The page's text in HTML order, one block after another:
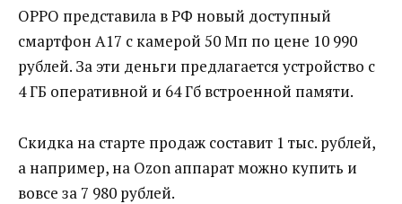
OPPO представила в РФ новый доступный
смартфон A17 с камерой 50 Мп по цене 10 990
рублей. За эти деньги предлагается устройство с
4 ГБ оперативной и 64 Гб встроенной памяти.
Скидка на старте продаж составит 1 тыс. рублей,
а например, на Ozon аппарат можно купить и
вовсе за 7 980 рублей.